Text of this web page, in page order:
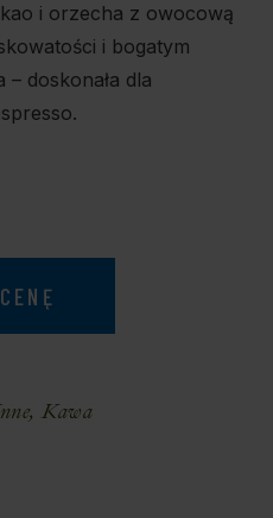
i orzecha z owocową
i bogatym
doskonała dla
, Kawa